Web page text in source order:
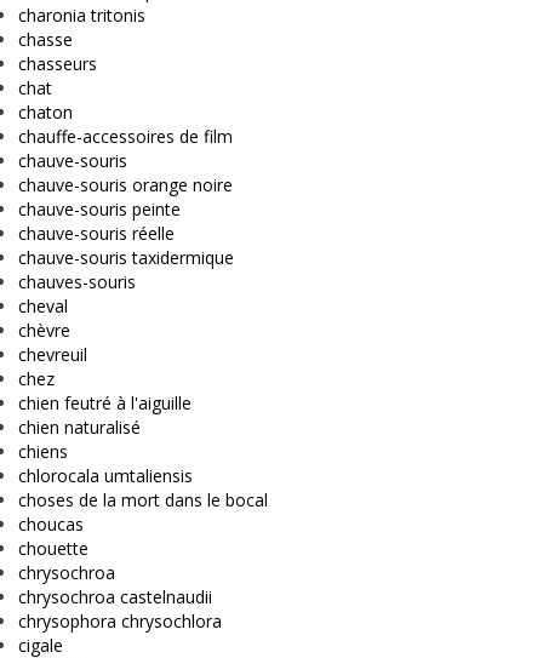
charonia tritonis
chasse
chasseurs
chat
chaton
chauffe-accessoires de film
chauve-souris
chauve-souris orange noire
chauve-souris peinte
chauve-souris réelle
chauve-souris taxidermique
chauves-souris
cheval
chèvre
chevreuil
chez
chien feutré à l'aiguille
chien naturalisé
chiens
chlorocala umtaliensis
choses de la mort dans le bocal
choucas
chouette
chrysochroa
chrysochroa castelnaudii
chrysophora chrysochlora
cigale